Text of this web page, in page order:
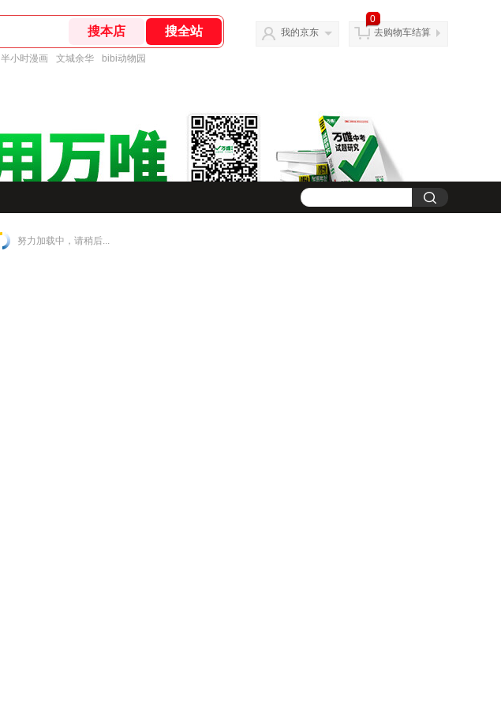
半小时漫画 文城余华 bibi动物园
我的京东
0
去购物车结算
努力加载中，请稍后...